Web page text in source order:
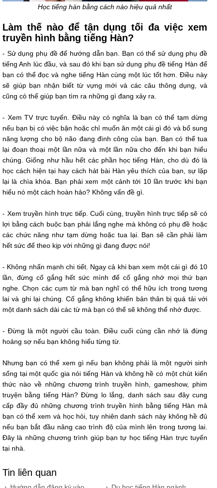
Học tiếng hàn bằng cách nào hiệu quả nhất
Làm thế nào để tận dụng tối đa việc xem
truyền hình bằng tiếng Hàn?
- Sử dụng phụ đề để hướng dẫn bạn. Bạn có thể sử dụng phụ đề
tiếng Anh lúc đầu, và sau đó khi bạn sử dụng phụ đề tiếng Hàn để
bạn có thể đọc và nghe tiếng Hàn cùng một lúc tốt hơn. Điều này
sẽ giúp bạn nhận biết từ vựng mới và các câu thông dụng, và
cũng có thể giúp bạn tìm ra những gì đang xảy ra.
- Xem TV trực tuyến. Điều này có nghĩa là bạn có thể tạm dừng
nếu bạn bị có việc bận hoặc chỉ muốn ăn một cái gì đó và bổ sung
năng lượng cho bộ não đang đình công của bạn. Bạn có thể tua
lại đoạn thoại một lần nữa và một lần nữa cho đến khi bạn hiểu
chúng. Giống như hầu hết các phần học tiếng Hàn, cho dù đó là
học cách hiện tại hay cách hát bài Hàn yêu thích của bạn, sự lặp
lại là chìa khóa. Bạn phải xem một cảnh tới 10 lần trước khi bạn
hiểu nó một cách hoàn hảo? Không vấn đề gì.
- Xem truyền hình trực tiếp. Cuối cùng, truyền hình trực tiếp sẽ có
lợi bằng cách buộc bạn phải lắng nghe mà không có phụ đề hoặc
các chức năng như tạm dừng hoặc tua lại. Bạn sẽ cần phải làm
hết sức để theo kịp với những gì đang được nói!
- Không nhấn mạnh chi tiết. Ngay cả khi bạn xem một cái gì đó 10
lần, đừng cố gắng hết sức mình để cố gắng nhớ mọi thứ bạn
nghe. Chọn các cụm từ mà bạn nghĩ có thể hữu ích trong tương
lai và ghi lại chúng. Cố gắng không khiến bản thân bị quá tải với
một danh sách dài các từ mà bạn có thể sẽ không thể nhớ được.
- Đừng là một người cầu toàn. Điều cuối cùng cần nhớ là đừng
hoảng sợ nếu bạn không hiểu từng từ.
Nhưng bạn có thể xem gì nếu bạn không phải là một người sinh
sống tại một quốc gia nói tiếng Hàn và không hề có một chút kiến
thức nào về những chương trình truyền hình, gameshow, phim
truyện bằng tiếng Hàn? Đừng lo lắng, danh sách sau đây cung
cấp đầy đủ những chương trình truyền hình bằng tiếng Hàn mà
bạn có thể xem và học hỏi, tuy nhiên danh sách này không hề đủ
nếu bạn bắt đầu nâng cao trình độ của mình lên trong tương lai.
Đây là những chương trình giúp bạn tự học tiếng Hàn trực tuyến
tại nhà.
Tin liên quan